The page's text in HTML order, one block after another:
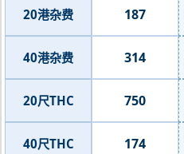
20港杂费 187
40港杂费 314
20尺THC 750
40尺THC 174